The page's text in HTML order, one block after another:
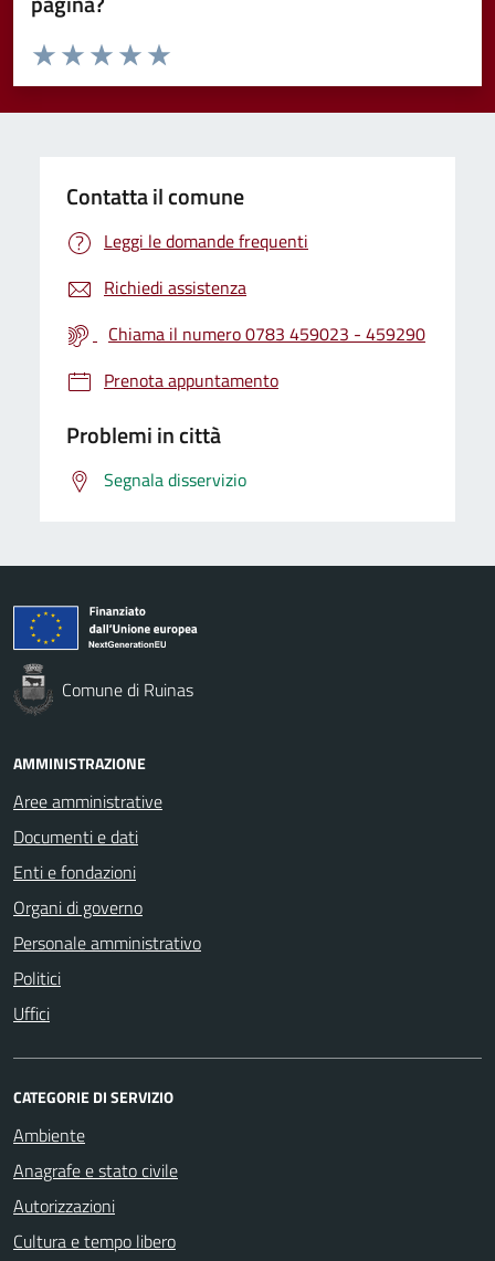
Valuta da 1 a 5 stelle la pagina
Valuta 5 stelle su 5
Valuta 4 stelle su 5
Valuta 3 stelle su 5
Valuta 2 stelle su 5
Valuta 1 stelle su 5
Contatta il comune
Leggi le domande frequenti
Richiedi assistenza
Chiama il numero 0783 459023 - 459290
Prenota appuntamento
Problemi in città
Segnala disservizio
Comune di Ruinas
AMMINISTRAZIONE
Aree amministrative
Documenti e dati
Enti e fondazioni
Organi di governo
Personale amministrativo
Politici
Uffici
CATEGORIE DI SERVIZIO
Ambiente
Anagrafe e stato civile
Autorizzazioni
Cultura e tempo libero